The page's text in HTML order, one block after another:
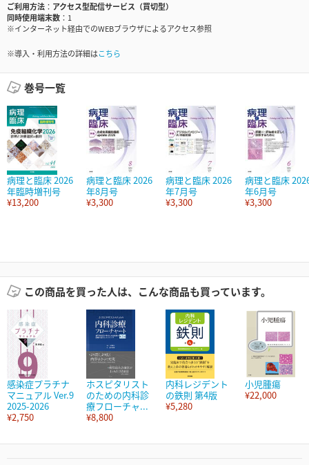
ご利用方法
アクセス型配信サービス（買切型）
同時使用端末数
1
※インターネット経由でのWEBブラウザによるアクセス参照
※導入・利用方法の詳細はこちら
巻号一覧
病理と臨床 2026
年臨時増刊号
¥13,200
病理と臨床 2026
年8月号
¥3,300
病理と臨床 2026
年7月号
¥3,300
病理と臨床
年6月号
¥3,300
この商品を買った人は、こんな商品も買っています。
感染症プラチナ
マニュアル Ver.9
2025-2026
¥2,750
ホスピタリスト
のための内科診
療フローチャ...
¥8,800
内科レジデント
の鉄則 第4版
¥5,280
小児腫瘍
¥22,000